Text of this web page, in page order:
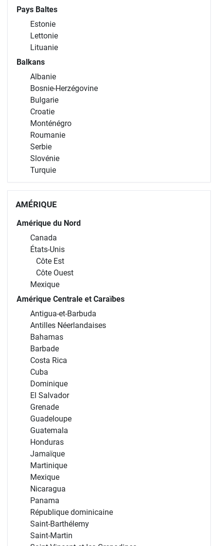
Pays Baltes
Estonie
Lettonie
Lituanie
Balkans
Albanie
Bosnie-Herzégovine
Bulgarie
Croatie
Monténégro
Roumanie
Serbie
Slovénie
Turquie
AMÉRIQUE
Amérique du Nord
Canada
États-Unis
Côte Est
Côte Ouest
Mexique
Amérique Centrale et Caraïbes
Antigua-et-Barbuda
Antilles Néerlandaises
Bahamas
Barbade
Costa Rica
Cuba
Dominique
El Salvador
Grenade
Guadeloupe
Guatemala
Honduras
Jamaïque
Martinique
Mexique
Nicaragua
Panama
République dominicaine
Saint-Barthélemy
Saint-Martin